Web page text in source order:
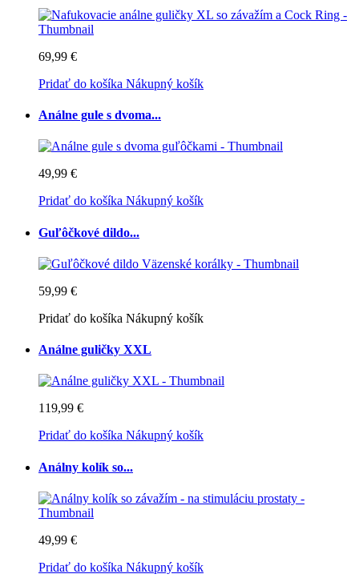
69,99 €
Pridať do košíka Nákupný košík
Análne gule s dvoma...
49,99 €
Pridať do košíka Nákupný košík
Guľôčkové dildo...
59,99 €
Pridať do košíka Nákupný košík
Análne guličky XXL
119,99 €
Pridať do košíka Nákupný košík
Análny kolík so...
49,99 €
Pridať do košíka Nákupný košík